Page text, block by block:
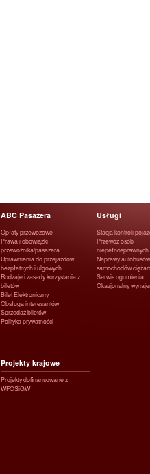
ABC Pasażera
Opłaty przewozowe
Prawa i obowiązki
przewoźnika/pasażera
Uprawnienia do przejazdów
bezpłatnych i ulgowych
Rodzaje i zasady korzystania z
biletów
Bilet Elektroniczny
Obsługa interesantów
Sprzedaż biletów
Polityka prywatności
Usługi
Stacja kontroli
Przewóz osób
niepełnosprawnych
Naprawy
samochodów
Serwis ogumienia
Okazjonalny
Projekty krajowe
Projekty dofinansowane z
WFOŚiGW